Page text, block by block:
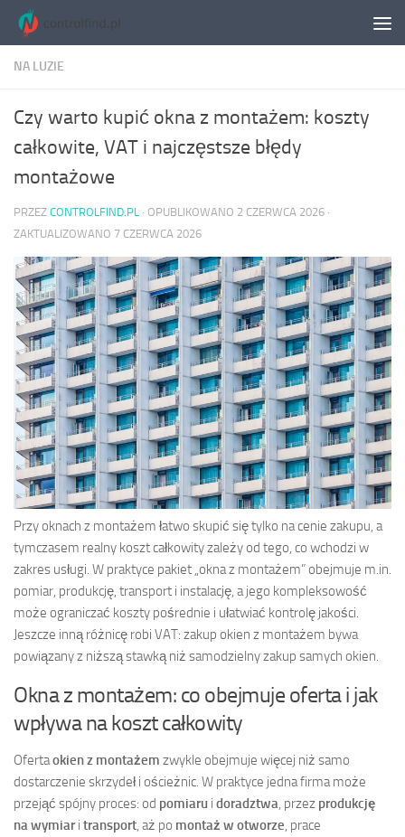
Skip to content
NA LUZIE
Czy warto kupić okna z montażem: koszty
całkowite, VAT i najczęstsze błędy
montażowe
PRZEZ CONTROLFIND.PL · OPUBLIKOWANO 2 CZERWCA 2026 ·
ZAKTUALIZOWANO 7 CZERWCA 2026
Przy oknach z montażem łatwo skupić się tylko na cenie zakupu, a
tymczasem realny koszt całkowity zależy od tego, co wchodzi w
zakres usługi. W praktyce pakiet „okna z montażem” obejmuje m.in.
pomiar, produkcję, transport i instalację, a jego kompleksowość
może ograniczać koszty pośrednie i ułatwiać kontrolę jakości.
Jeszcze inną różnicę robi VAT: zakup okien z montażem bywa
powiązany z niższą stawką niż samodzielny zakup samych okien.
Okna z montażem: co obejmuje oferta i jak
wpływa na koszt całkowity
Ofertaokien z montażem zwykle obejmuje więcej niż samo
dostarczenie skrzydeł i ościeżnic. W praktyce jedna firma może
przejąć spójny proces: od pomiaru i doradztwa, przez produkcję
na wymiari transport, aż po montaż w otworze, prace